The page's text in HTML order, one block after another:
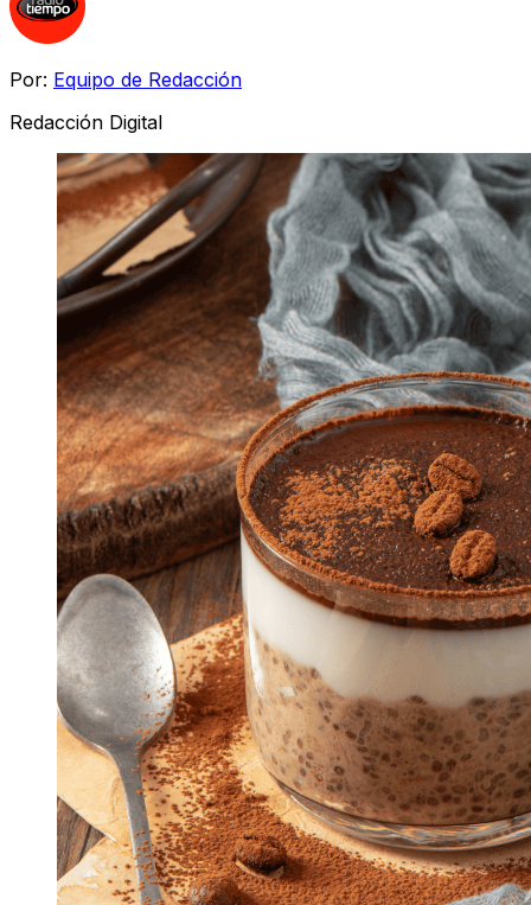
Por: Equipo de Redacción
Redacción Digital